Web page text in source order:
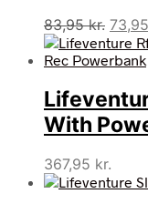
83,95kr. Den
pris
73,95
With
367,95 kr.